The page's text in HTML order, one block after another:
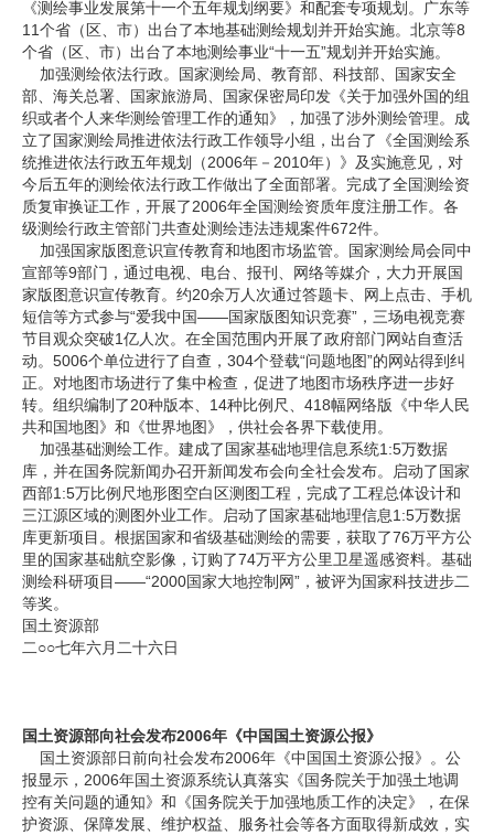
《测绘事业发展第十一个五年规划纲要》和配套专项规划。广东等
11个省（区、市）出台了本地基础测绘规划并开始实施。北京等8
个省（区、市）出台了本地测绘事业“十一五”规划并开始实施。
加强测绘依法行政。国家测绘局、教育部、科技部、国家安全
部、海关总署、国家旅游局、国家保密局印发《关于加强外国的组
织或者个人来华测绘管理工作的通知》，加强了涉外测绘管理。成
立了国家测绘局推进依法行政工作领导小组，出台了《全国测绘系
统推进依法行政五年规划（2006年－2010年）》及实施意见，对
今后五年的测绘依法行政工作做出了全面部署。完成了全国测绘资
质复审换证工作，开展了2006年全国测绘资质年度注册工作。各
级测绘行政主管部门共查处测绘违法违规案件672件。
加强国家版图意识宣传教育和地图市场监管。国家测绘局会同中
宣部等9部门，通过电视、电台、报刊、网络等媒介，大力开展国
家版图意识宣传教育。约20余万人次通过答题卡、网上点击、手机
短信等方式参与“爱我中国——国家版图知识竞赛”，三场电视竞赛
节目观众突破1亿人次。在全国范围内开展了政府部门网站自查活
动。5006个单位进行了自查，304个登载“问题地图”的网站得到纠
正。对地图市场进行了集中检查，促进了地图市场秩序进一步好
转。组织编制了20种版本、14种比例尺、418幅网络版《中华人民
共和国地图》和《世界地图》，供社会各界下载使用。
加强基础测绘工作。建成了国家基础地理信息系统1:5万数据
库，并在国务院新闻办召开新闻发布会向全社会发布。启动了国家
西部1:5万比例尺地形图空白区测图工程，完成了工程总体设计和
三江源区域的测图外业工作。启动了国家基础地理信息1:5万数据
库更新项目。根据国家和省级基础测绘的需要，获取了76万平方公
里的国家基础航空影像，订购了74万平方公里卫星遥感资料。基础
测绘科研项目——“2000国家大地控制网”，被评为国家科技进步二
等奖。
国土资源部
二○○七年六月二十六日
国土资源部向社会发布2006年《中国国土资源公报》
国土资源部日前向社会发布2006年《中国国土资源公报》。公
报显示，2006年国土资源系统认真落实《国务院关于加强土地调
控有关问题的通知》和《国务院关于加强地质工作的决定》，在保
护资源、保障发展、维护权益、服务社会等各方面取得新成效，实